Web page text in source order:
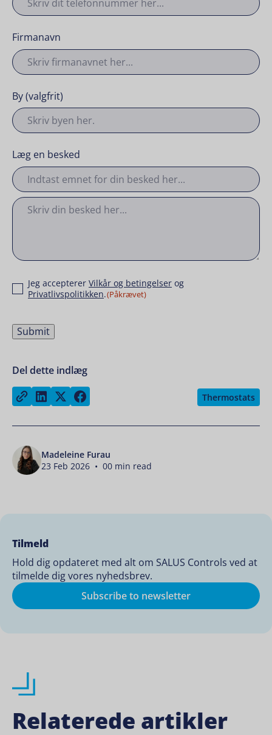
Firmanavn
By (valgfrit)
Læg en besked
Besked
Samtykke
Jeg accepterer Vilkår og betingelser og
Privatlivspolitikken.(Påkrævet)
Submit
Del dette indlæg
Copy linkShare on LinkedIn
Share on Twitter Thermostats
Madeleine Furau
23 Feb 2026 • 00 min read
Tilmeld
Hold dig opdateret med alt om SALUS Controls ved at
tilmelde dig vores nyhedsbrev.
Subscribe to newsletter
Relaterede artikler